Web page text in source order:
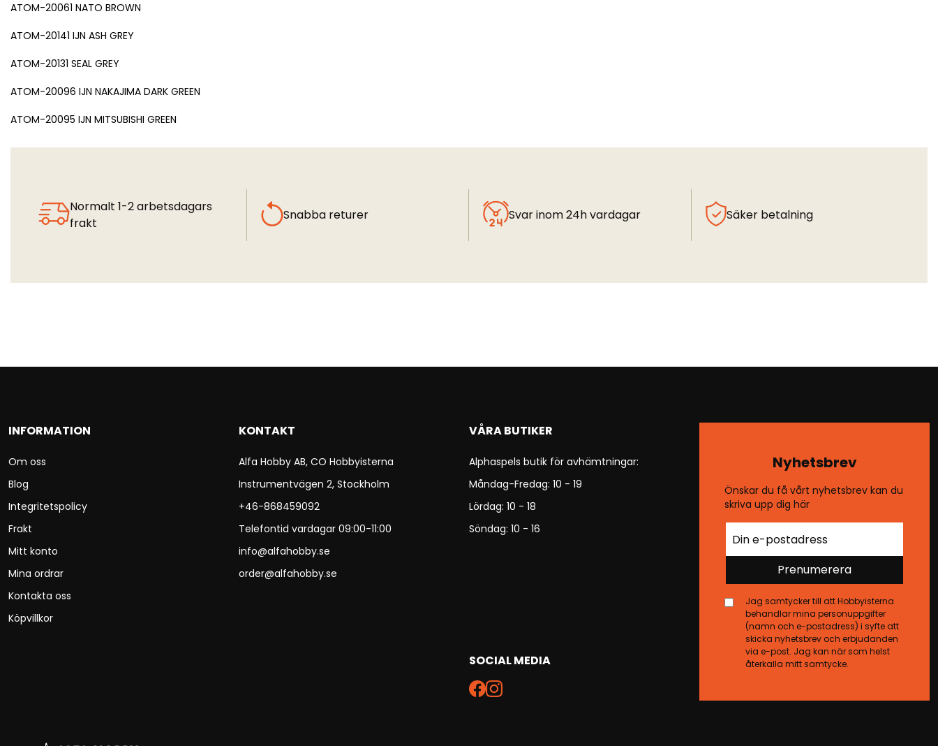
ATOM-20061 NATO BROWN
ATOM-20141 IJN ASH GREY
ATOM-20131 SEAL GREY
ATOM-20096 IJN NAKAJIMA DARK GREEN
ATOM-20095 IJN MITSUBISHI GREEN
Normalt 1-2 arbetsdagars
frakt
Snabba returer Svar inom 24h vardagar Säker betalning
INFORMATION
Om oss
Blog
Integritetspolicy
Frakt
Mitt konto
Mina ordrar
Kontakta oss
Köpvillkor
KONTAKT
Alfa Hobby AB, CO Hobbyisterna
Instrumentvägen 2, Stockholm
+46-868459092
Telefontid vardagar 09:00-11:00
info@alfahobby.se
order@alfahobby.se
VÅRA BUTIKER
Alphaspels butik för avhämtningar:
Måndag-Fredag: 10 - 19
Lördag: 10 - 18
Söndag: 10 - 16
SOCIAL MEDIA
Nyhetsbrev
Önskar du få vårt nyhetsbrev kan du
skriva upp dig här
Prenumerera
Jag samtycker till att Hobbyisterna
behandlar mina personuppgifter
(namn och e-postadress) i syfte att
skicka nyhetsbrev och erbjudanden
via e-post. Jag kan när som helst
återkalla mitt samtycke.